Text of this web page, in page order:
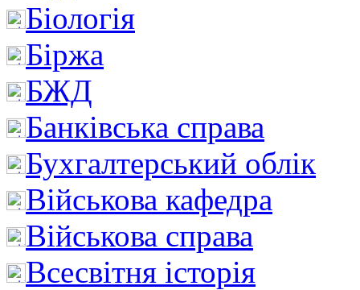
Біологія
Біржа
БЖД
Банківська справа
Бухгалтерський облік
Військова кафедра
Військова справа
Всесвітня історія